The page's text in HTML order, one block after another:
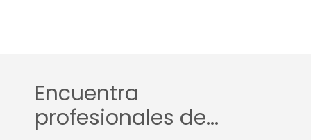
Encuentra
profesionales de...